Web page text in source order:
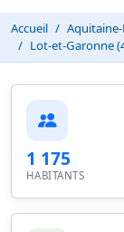
Accueil
Lot-et-Garonne
1 175
HABITANTS